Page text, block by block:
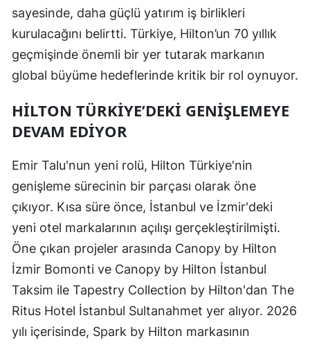
sayesinde, daha güçlü yatırım iş birlikleri
kurulacağını belirtti. Türkiye, Hilton’un 70 yıllık
geçmişinde önemli bir yer tutarak markanın
global büyüme hedeflerinde kritik bir rol oynuyor.
HILTON TÜRKIYE’DEKI GENIŞLEMEYE
DEVAM EDIYOR
Emir Talu'nun yeni rolü, Hilton Türkiye'nin
genişleme sürecinin bir parçası olarak öne
çıkıyor. Kısa süre önce, İstanbul ve İzmir'deki
yeni otel markalarının açılışı gerçekleştirilmişti.
Öne çıkan projeler arasında Canopy by Hilton
İzmir Bomonti ve Canopy by Hilton İstanbul
Taksim ile Tapestry Collection by Hilton'dan The
Ritus Hotel İstanbul Sultanahmet yer alıyor. 2026
yılı içerisinde, Spark by Hilton markasının